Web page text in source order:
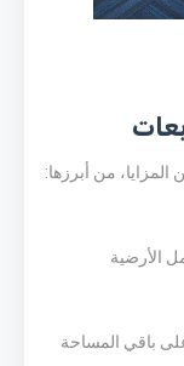
من أبرزها:
الأرضية
على باقي المساحة